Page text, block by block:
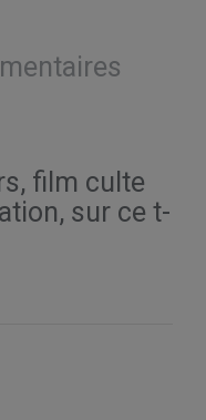
film culte
sur ce t-